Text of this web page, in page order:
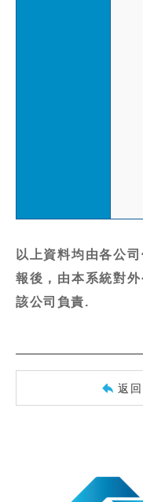
以上資料均由各公
報後，由本系統對
該公司負責.
返